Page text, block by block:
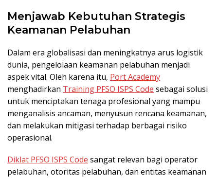
Menjawab Kebutuhan Strategis
Keamanan Pelabuhan
Dalam era globalisasi dan meningkatnya arus logistik
dunia, pengelolaan keamanan pelabuhan menjadi
aspek vital. Oleh karena itu, Port Academy
menghadirkan Training PFSO ISPS Code sebagai solusi
untuk menciptakan tenaga profesional yang mampu
menganalisis ancaman, menyusun rencana keamanan,
dan melakukan mitigasi terhadap berbagai risiko
operasional.
Diklat PFSO ISPS Code sangat relevan bagi operator
pelabuhan, otoritas pelabuhan, dan entitas keamanan